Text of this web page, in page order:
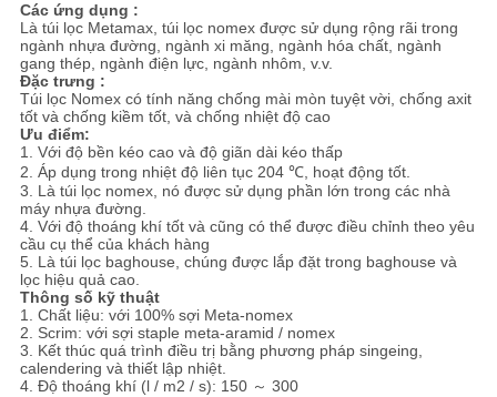
Các ứng dụng :
Là túi lọc Metamax, túi lọc nomex được sử dụng rộng rãi trong
ngành nhựa đường, ngành xi măng, ngành hóa chất, ngành
gang thép, ngành điện lực, ngành nhôm, v.v.
Đặc trưng :
Túi lọc Nomex có tính năng chống mài mòn tuyệt vời, chống axit
tốt và chống kiềm tốt, và chống nhiệt độ cao
Ưu điểm:
1. Với độ bền kéo cao và độ giãn dài kéo thấp
2. Áp dụng trong nhiệt độ liên tục 204 ℃, hoạt động tốt.
3. Là túi lọc nomex, nó được sử dụng phần lớn trong các nhà
máy nhựa đường.
4. Với độ thoáng khí tốt và cũng có thể được điều chỉnh theo yêu
cầu cụ thể của khách hàng
5. Là túi lọc baghouse, chúng được lắp đặt trong baghouse và
lọc hiệu quả cao.
Thông số kỹ thuật
1. Chất liệu: với 100% sợi Meta-nomex
2. Scrim: với sợi staple meta-aramid / nomex
3. Kết thúc quá trình điều trị bằng phương pháp singeing,
calendering và thiết lập nhiệt.
4. Độ thoáng khí (l / m2 / s): 150 ～ 300